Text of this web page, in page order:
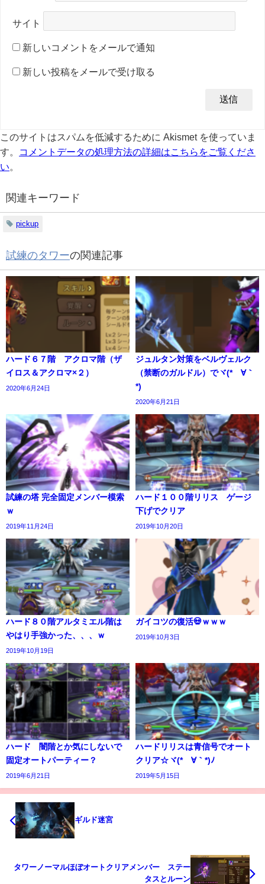
サイト
新しいコメントをメールで通知
新しい投稿をメールで受け取る
このサイトはスパムを低減するために Akismet を使っていま
す。
コメントデータの処理方法の詳細はこちらをご覧くださ
い。
関連キーワード
pickup
試練のタワーの関連記事
ハード６７階 アクロマ階（ザ
イロス＆アクロマ×２）
2020年6月24日
ジュルタン対策をベルヴェルク
（禁断のガルドル）でヾ(*´∀｀
*)
2020年6月21日
試練の塔 完全固定メンバー模索
ｗ
2019年11月24日
ハード１００階リリス ゲージ
下げでクリア
2019年10月20日
ハード８０階アルタミエル階は
やはり手強かった、、、ｗ
2019年10月19日
ガイコツの復活💀ｗｗｗ
2019年10月3日
ハード 闇階とか気にしないで
固定オートパーティー？
2019年6月21日
ハードリリスは青信号でオート
クリア☆ヾ(*´∀｀*)ﾉ
2019年5月15日
ギルド迷宮
タワーノーマルほぼオートクリアメンバー ステー
タスとルーン